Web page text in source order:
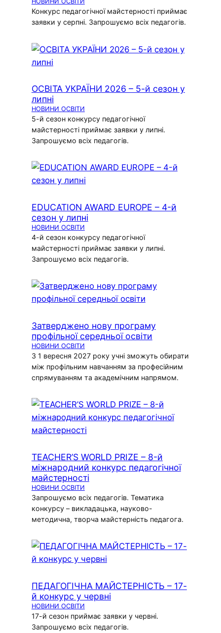
Конкурс педагогічної майстерності приймає
заявки у серпні. Запрошуємо всіх педагогів.
ОСВІТА УКРАЇНИ 2026 – 5-й сезон у
липні
НОВИНИ ОСВІТИ
5-й сезон конкурсу педагогічної
майстерності приймає заявки у липні.
Запрошуємо всіх педагогів.
EDUCATION AWARD EUROPE – 4-й
сезон у липні
НОВИНИ ОСВІТИ
4-й сезон конкурсу педагогічної
майстерності приймає заявки у липні.
Запрошуємо всіх педагогів.
Затверджено нову програму
профільної середньої освіти
НОВИНИ ОСВІТИ
З 1 вересня 2027 року учні зможуть обирати
між профільним навчанням за професійним
спрямуванням та академічним напрямом.
TEACHER’S WORLD PRIZE – 8-й
міжнародний конкурс педагогічної
майстерності
НОВИНИ ОСВІТИ
Запрошуємо всіх педагогів. Тематика
конкурсу – викладацька, науково-
методична, творча майстерність педагога.
ПЕДАГОГІЧНА МАЙСТЕРНІСТЬ – 17-
й конкурс у червні
НОВИНИ ОСВІТИ
17-й сезон приймає заявки у червні.
Запрошуємо всіх педагогів.